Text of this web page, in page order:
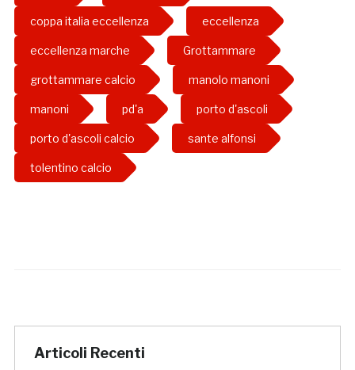
coppa italia eccellenza eccellenza
eccellenza marche Grottammare
grottammare calcio manolo manoni
manoni pd'a porto d'ascoli
porto d'ascoli calcio sante alfonsi
tolentino calcio
Articoli Recenti